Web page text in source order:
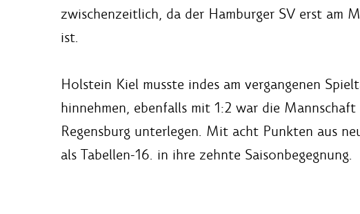
zwischenzeitlich, da der Hamburger SV erst am
ist.
Holstein Kiel musste indes am vergangenen
hinnehmen, ebenfalls mit 1:2 war die Mannschaft
Regensburg unterlegen. Mit acht Punkten aus
als Tabellen-16. in ihre zehnte Saisonbegegnung.